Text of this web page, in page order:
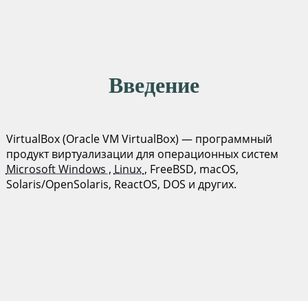
Введение
VirtualBox (Oracle VM VirtualBox) — программный
продукт виртуализации для операционных систем
Microsoft Windows , Linux , FreeBSD, macOS,
Solaris/OpenSolaris, ReactOS, DOS и других.